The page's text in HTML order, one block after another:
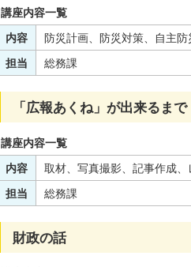
講座内容一覧
内容
防災計画、防災対策、自主
担当
総務課
「広報あくね」が出来るまで
講座内容一覧
内容
取材、写真撮影、記事作成
担当
総務課
財政の話